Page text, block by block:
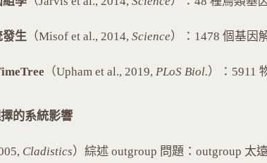
發生 （Misof et al., 2014, Science）：1478 個基因
（Upham et al., 2019, PLoS Biol.）：5911
的系統影響
Cladistics）綜述 outgroup 問題：outgroup 太